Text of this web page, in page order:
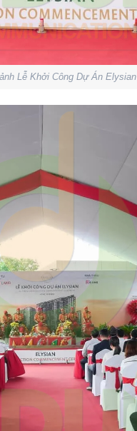
Lễ Khởi Công Dự Án Elysian